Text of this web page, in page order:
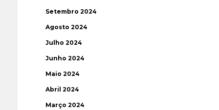
Setembro 2024
Agosto 2024
Julho 2024
Junho 2024
Maio 2024
Abril 2024
Março 2024